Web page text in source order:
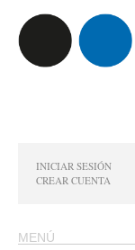
INICIAR SESIÓN
CREAR CUENTA
MENÚ